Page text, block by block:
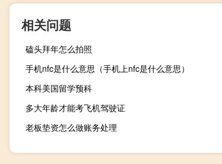
相关问题
磕头拜年怎么拍照
手机nfc是什么意思（手机上nfc是什么意思）
本科美国留学预科
多大年龄才能考飞机驾驶证
老板垫资怎么做账务处理